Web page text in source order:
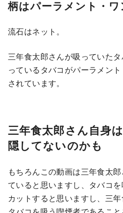
柄はパーラメント・ワ
流石はネット。
三年食太郎さんが吸っていた
っているタバコがパーラメン
されています。
三年食太郎さん自身
隠してないのかも
もちろんこの動画は三年食太
ていると思いますし、タバコ
カットすると思いますし、三